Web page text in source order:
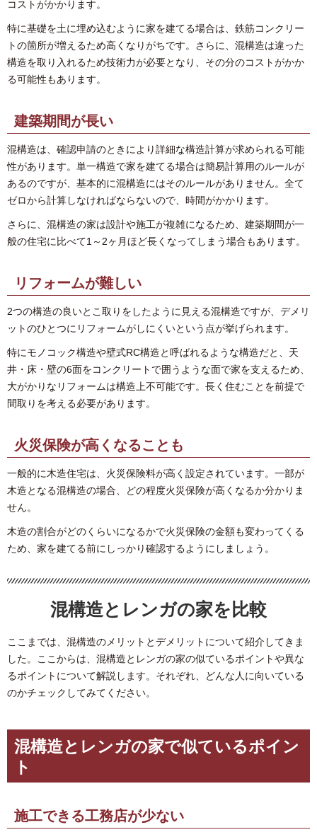
コストがかかります。
特に基礎を土に埋め込むように家を建てる場合は、鉄筋コンクリー
トの箇所が増えるため高くなりがちです。さらに、混構造は違った
構造を取り入れるため技術力が必要となり、その分のコストがかか
る可能性もあります。
建築期間が長い
混構造は、確認申請のときにより詳細な構造計算が求められる可能
性があります。単一構造で家を建てる場合は簡易計算用のルールが
あるのですが、基本的に混構造にはそのルールがありません。全て
ゼロから計算しなければならないので、時間がかかります。
さらに、混構造の家は設計や施工が複雑になるため、建築期間が一
般の住宅に比べて1～2ヶ月ほど長くなってしまう場合もあります。
リフォームが難しい
2つの構造の良いとこ取りをしたように見える混構造ですが、デメリ
ットのひとつにリフォームがしにくいという点が挙げられます。
特にモノコック構造や壁式RC構造と呼ばれるような構造だと、天
井・床・壁の6面をコンクリートで囲うような面で家を支えるため、
大がかりなリフォームは構造上不可能です。長く住むことを前提で
間取りを考える必要があります。
火災保険が高くなることも
一般的に木造住宅は、火災保険料が高く設定されています。一部が
木造となる混構造の場合、どの程度火災保険が高くなるか分かりま
せん。
木造の割合がどのくらいになるかで火災保険の金額も変わってくる
ため、家を建てる前にしっかり確認するようにしましょう。
混構造とレンガの家を比較
ここまでは、混構造のメリットとデメリットについて紹介してきま
した。ここからは、混構造とレンガの家の似ているポイントや異な
るポイントについて解説します。それぞれ、どんな人に向いている
のかチェックしてみてください。
混構造とレンガの家で似ているポイン
ト
施工できる工務店が少ない